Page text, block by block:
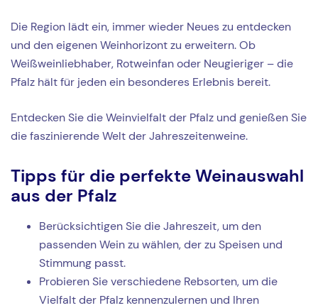
Die Region lädt ein, immer wieder Neues zu entdecken
und den eigenen Weinhorizont zu erweitern. Ob
Weißweinliebhaber, Rotweinfan oder Neugieriger – die
Pfalz hält für jeden ein besonderes Erlebnis bereit.
Entdecken Sie die Weinvielfalt der Pfalz und genießen Sie
die faszinierende Welt der Jahreszeitenweine.
Tipps für die perfekte Weinauswahl
aus der Pfalz
Berücksichtigen Sie die Jahreszeit, um den
passenden Wein zu wählen, der zu Speisen und
Stimmung passt.
Probieren Sie verschiedene Rebsorten, um die
Vielfalt der Pfalz kennenzulernen und Ihren